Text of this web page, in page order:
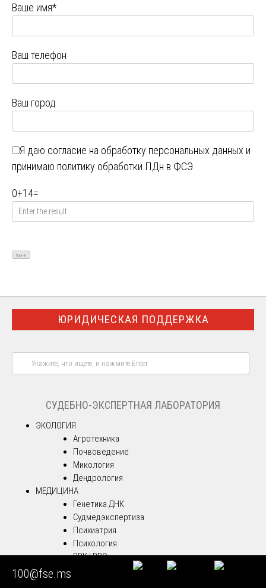
Ваше имя*
Ваш телефон
Ваш город
Я даю согласие на обработку персональных данных и
принимаю политику обработки ПДн в ФСЭ
0+14=
ЮРИДИЧЕСКАЯ ПОДДЕРЖКА
СУДЕБНО-ЭКСПЕРТНАЯ ЛАБОРАТОРИЯ
ЭКОЛОГИЯ
Агротехника
Почвоведение
Микология
Дендрология
МЕДИЦИНА
Генетика ДНК
Судмедэкспертиза
Психиатрия
Психология
ВВК | ВВЭ
100@fse.ms